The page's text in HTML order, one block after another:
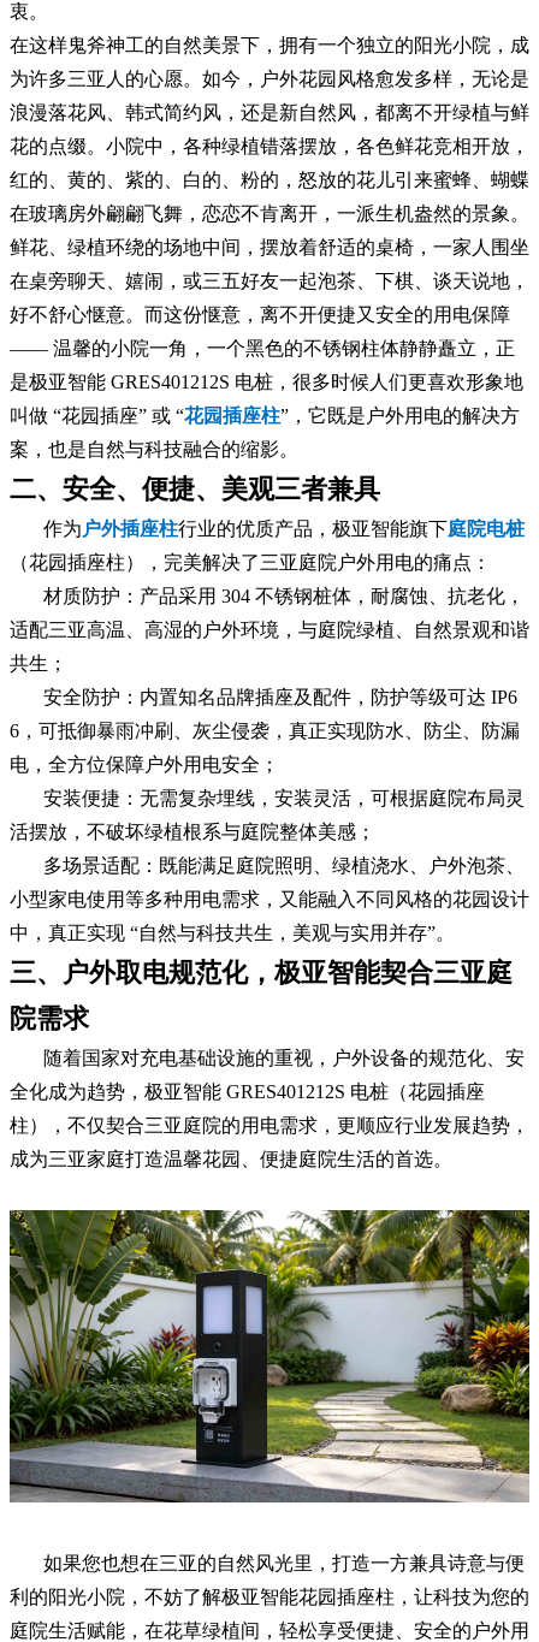
衷。
在这样鬼斧神工的自然美景下，拥有一个独立的阳光小院，成
为许多三亚人的心愿。如今，户外花园风格愈发多样，无论是
浪漫落花风、韩式简约风，还是新自然风，都离不开绿植与鲜
花的点缀。小院中，各种绿植错落摆放，各色鲜花竞相开放，
红的、黄的、紫的、白的、粉的，怒放的花儿引来蜜蜂、蝴蝶
在玻璃房外翩翩飞舞，恋恋不肯离开，一派生机盎然的景象。
鲜花、绿植环绕的场地中间，摆放着舒适的桌椅，一家人围坐
在桌旁聊天、嬉闹，或三五好友一起泡茶、下棋、谈天说地，
好不舒心惬意。而这份惬意，离不开便捷又安全的用电保障
—— 温馨的小院一角，一个黑色的不锈钢柱体静静矗立，正
是极亚智能 GRES401212S 电桩，很多时候人们更喜欢形象地
叫做 “花园插座” 或 “花园插座柱”，它既是户外用电的解决方
案，也是自然与科技融合的缩影。
二、安全、便捷、美观三者兼具
作为 户外插座柱行业的优质产品，极亚智能旗下庭院电桩
（花园插座柱），完美解决了三亚庭院户外用电的痛点：
材质防护：产品采用 304 不锈钢桩体，耐腐蚀、抗老化，
适配三亚高温、高湿的户外环境，与庭院绿植、自然景观和谐
共生；
安全防护：内置知名品牌插座及配件，防护等级可达 IP6
6，可抵御暴雨冲刷、灰尘侵袭，真正实现防水、防尘、防漏
电，全方位保障户外用电安全；
安装便捷：无需复杂埋线，安装灵活，可根据庭院布局灵
活摆放，不破坏绿植根系与庭院整体美感；
多场景适配：既能满足庭院照明、绿植浇水、户外泡茶、
小型家电使用等多种用电需求，又能融入不同风格的花园设计
中，真正实现 “自然与科技共生，美观与实用并存”。
三、户外取电规范化，极亚智能契合三亚庭
院需求
随着国家对充电基础设施的重视，户外设备的规范化、安
全化成为趋势，极亚智能 GRES401212S 电桩（花园插座
柱），不仅契合三亚庭院的用电需求，更顺应行业发展趋势，
成为三亚家庭打造温馨花园、便捷庭院生活的首选。
如果您也想在三亚的自然风光里，打造一方兼具诗意与便
利的阳光小院，不妨了解极亚智能花园插座柱，让科技为您的
庭院生活赋能，在花草绿植间，轻松享受便捷、安全的户外用